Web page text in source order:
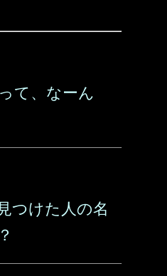
て、なーん
つけた人の名